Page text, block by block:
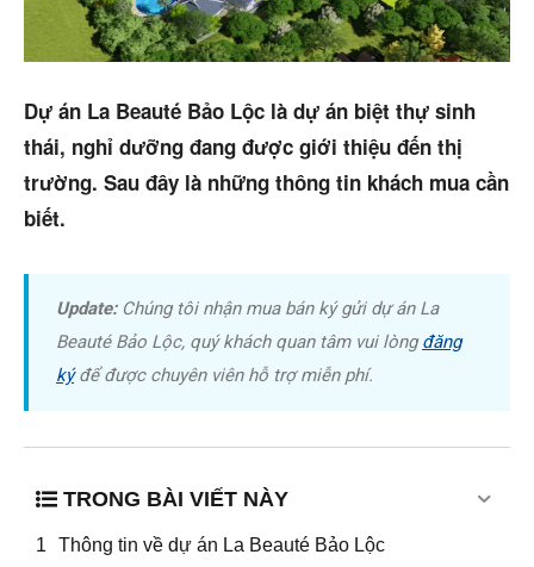
Dự án
Cho thuê
Thị trường
Search
5/5
Dự án La Beauté Bảo Lộc là dự án biệt thự sinh
thái, nghỉ dưỡng đang được giới thiệu đến thị
trường. Sau đây là những thông tin khách mua cần
biết.
Update:Chúng tôi nhận mua bán ký gửi dự án La
Beauté Bảo Lộc, quý khách quan tâm vui lòngđăng
kýđể được chuyên viên hỗ trợ miễn phí.
TRONG BÀI VIẾT NÀY
Thông tin về dự án La Beauté Bảo Lộc